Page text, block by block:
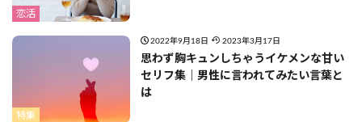
恋活
特集
2022年9月18日 2023年3月17日
思わず胸キュンしちゃうイケメンな甘い
セリフ集｜男性に言われてみたい言葉と
は